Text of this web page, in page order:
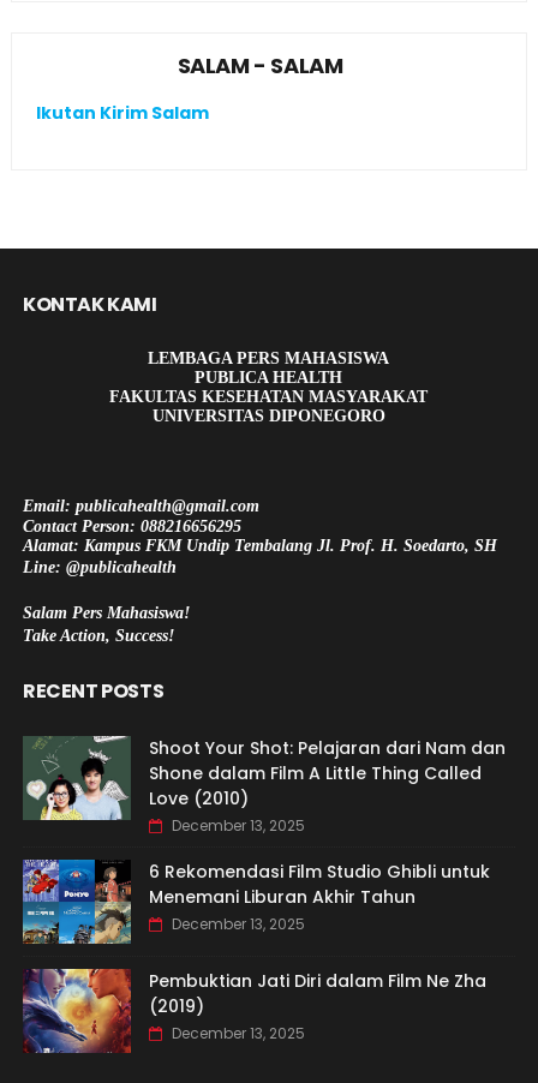
SALAM - SALAM
Ikutan Kirim Salam
KONTAK KAMI
LEMBAGA PERS MAHASISWA
PUBLICA HEALTH
FAKULTAS KESEHATAN MASYARAKAT
UNIVERSITAS DIPONEGORO
Email: publicahealth@gmail.com
Contact Person: 088216656295
Alamat: Kampus FKM Undip Tembalang Jl. Prof. H. Soedarto, SH
Line: @publicahealth
Salam Pers Mahasiswa!
Take Action, Success!
RECENT POSTS
Shoot Your Shot: Pelajaran dari Nam dan
Shone dalam Film A Little Thing Called
Love (2010)
December 13, 2025
6 Rekomendasi Film Studio Ghibli untuk
Menemani Liburan Akhir Tahun
December 13, 2025
Pembuktian Jati Diri dalam Film Ne Zha
(2019)
December 13, 2025